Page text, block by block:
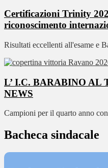
Certificazioni Trinity
riconoscimento
Risultati eccellenti all'esame e
L’ I.C. BARABINO AL
NEWS
Campioni per il quarto anno
Bacheca sindacale